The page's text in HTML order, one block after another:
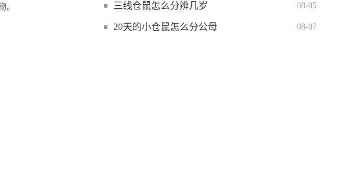
。 三线仓鼠怎么分辨几岁 08-05
20天的小仓鼠怎么分公母 08-07